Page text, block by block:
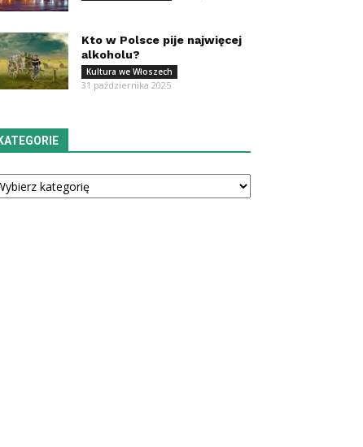
Kto w Polsce pije najwięcej
alkoholu?
Kultura we Włoszech
31 października 2025
KATEGORIE